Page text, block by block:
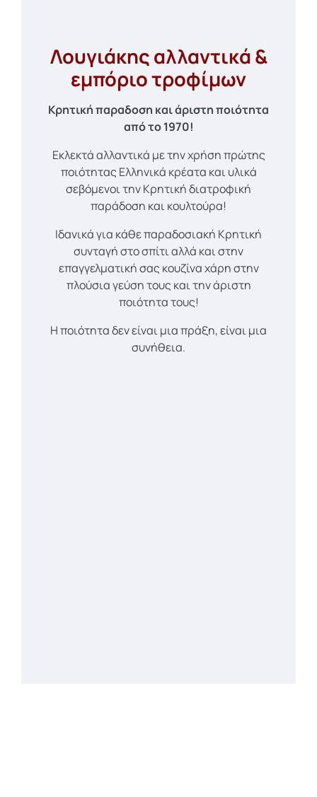
Λουγιάκης αλλαντικά &
εμπόριο τροφίμων
Κρητική παραδοση και άριστη ποιότητα
από το 1970!
Εκλεκτά αλλαντικά με την χρήση πρώτης
ποιότητας Ελληνικά κρέατα και υλικά
σεβόμενοι την Κρητική διατροφική
παράδοση και κουλτούρα!
Ιδανικά για κάθε παραδοσιακή Κρητική
συνταγή στο σπίτι αλλά και στην
επαγγελματική σας κουζίνα χάρη στην
πλούσια γεύση τους και την άριστη
ποιότητα τους!
H ποιότητα δεν είναι μια πράξη, είναι μια
συνήθεια.